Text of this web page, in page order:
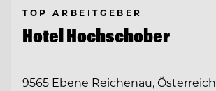
TOP ARBEITGEBER
Hotel Hochschober
9565 Ebene Reichenau, Österreich